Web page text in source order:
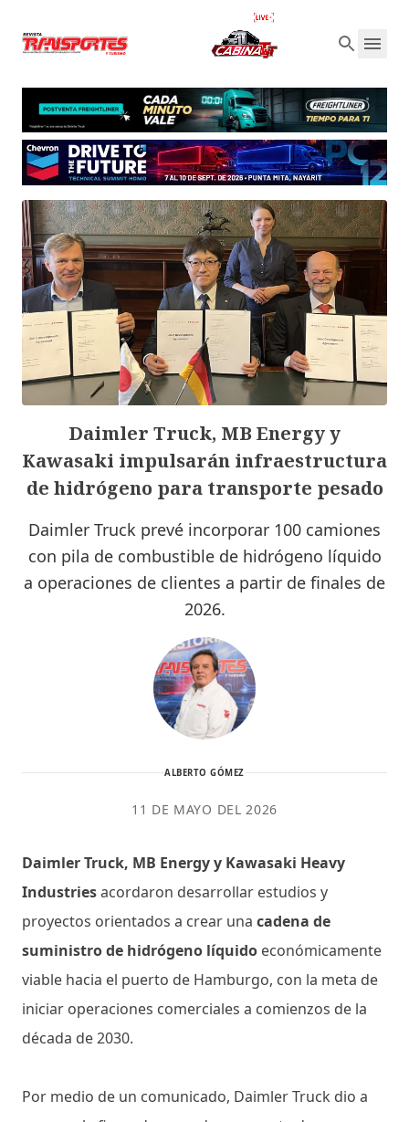
Daimler Truck, MB Energy y
Kawasaki impulsarán infraestructura
de hidrógeno para transporte pesado
Daimler Truck prevé incorporar 100 camiones
con pila de combustible de hidrógeno líquido
a operaciones de clientes a partir de finales de
2026.
ALBERTO GÓMEZ
11 DE MAYO DEL 2026
Daimler Truck, MB Energy y Kawasaki Heavy
Industriesacordaron desarrollar estudios y
proyectos orientados a crear una cadena de
suministro de hidrógeno líquido económicamente
viable hacia el puerto de Hamburgo, con la meta de
iniciar operaciones comerciales a comienzos de la
década de 2030.
Por medio de un comunicado, Daimler Truck dio a